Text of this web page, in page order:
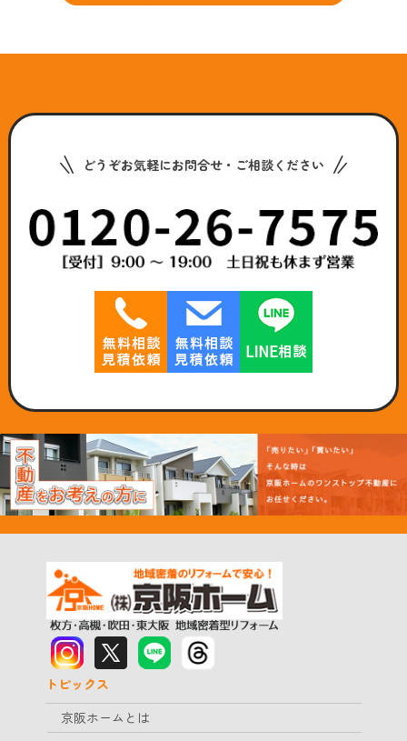
どうぞお気軽にお問合せ・ご相談ください
トピックス
京阪ホームとは